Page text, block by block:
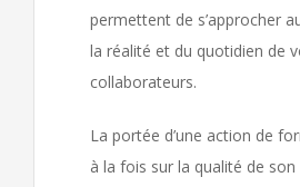
permettent de s’approcher
la réalité et du quotidien de
collaborateurs.
La portée d’une action de
à la fois sur la qualité de